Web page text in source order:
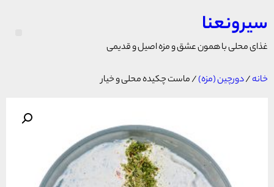
سیرونعنا
غذای محلی با همون عشق و مزه اصیل و قدیمی
خانه/دورچین (مزه)/ ماست چکیده محلی و خیار